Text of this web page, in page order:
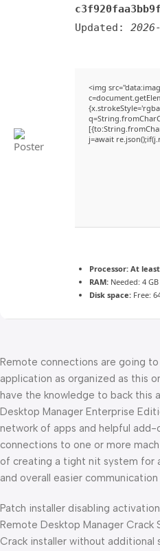
Updated:
<img
j=await
Processor: At least
RAM: Needed: 4 GB
Disk space: Free:
Remote connections are going
application as organized as this
have the knowledge to back this
Desktop Manager Enterprise
network of apps and helpful
connections to one or more
of creating a tight nit system for
and overall easier communication
Patch installer disabling
Remote Desktop Manager Crack
Crack installer without additional